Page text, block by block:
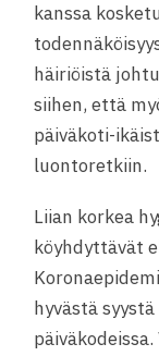
kanssa
häiriöistä
siihen, että
päiväkoti-
luontoretkiin.
Liian korkea
köyhdyttävät
hyvästä